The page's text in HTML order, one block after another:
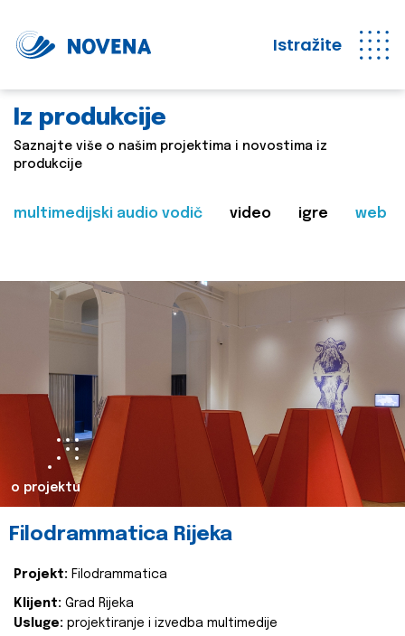
Istražite
Iz produkcije
Saznajte više o našim projektima i novostima iz
produkcije
multimedijski audio vodič video igre web
o projektu
Filodrammatica Rijeka
Projekt: Filodrammatica
Klijent: Grad Rijeka
Usluge: projektiranje i izvedba multimedije